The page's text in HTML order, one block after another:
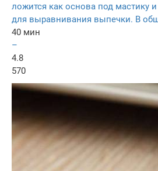
ложится как основа под мастику
для выравнивания выпечки. В
40 мин
–
4.8
570